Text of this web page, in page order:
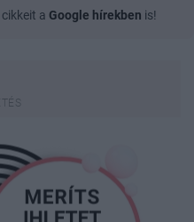
a Google hírekben is!